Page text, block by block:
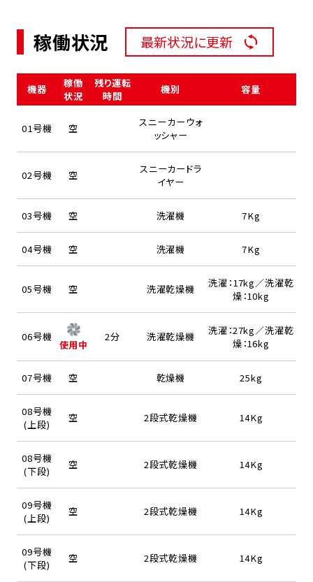
稼働状況 最新状況に更新
機器
稼働
状況
残り運転
時間
機別 容量
01号機 空
スニーカーウォ
ッシャー
02号機 空
スニーカードラ
イヤー
03号機 空 洗濯機 7Kg
04号機 空 洗濯機 7Kg
05号機 空 洗濯乾燥機
洗濯：17kg／洗濯乾
燥：10kg
06号機
使用中
2分 洗濯乾燥機
洗濯：27kg／洗濯乾
燥：16kg
07号機 空 乾燥機 25kg
08号機
(上段)
空 2段式乾燥機 14Kg
08号機
(下段)
空 2段式乾燥機 14Kg
09号機
(上段)
空 2段式乾燥機 14Kg
09号機
(下段)
空 2段式乾燥機 14Kg